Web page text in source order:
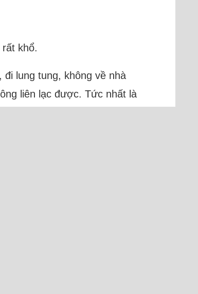
khổ.
lung tung, không về nhà
liên lạc được. Tức nhất là